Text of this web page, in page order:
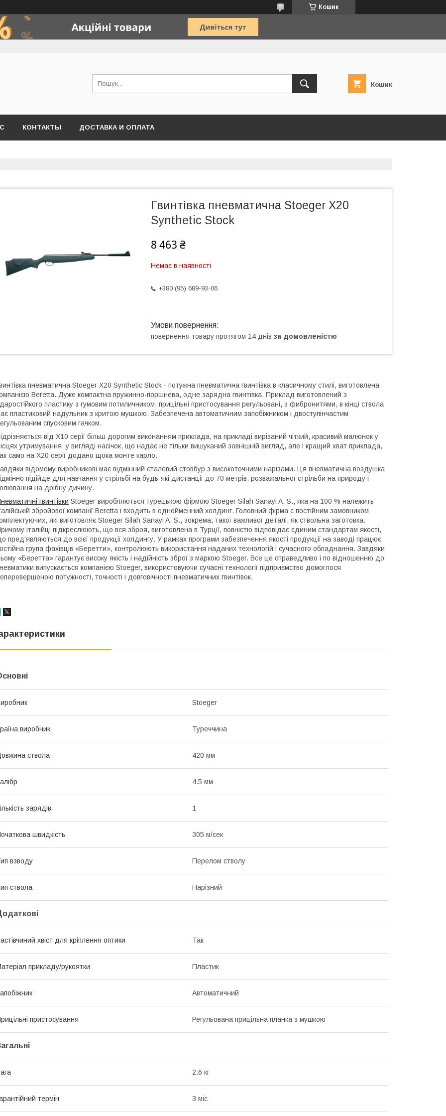
Кошик
Кошик
КОНТАКТЫ ДОСТАВКА И ОПЛАТА
Гвинтівка пневматична Stoeger X20
Synthetic Stock
8 463 ₴
Немає в наявності
+380 (95) 689-93-06
повернення товару протягом 14 днів за домовленістю
пневматична Stoeger X20 Synthetic Stock - потужна пневматична гвинтівка в класичному стилі, виготовлена
Beretta. Дуже компактна пружинно-поршнева, одне зарядна гвинтівка. Приклад виготовлений з
пластику з гумовим потиличником, прицільні пристосування регульовані, з фибронитями, в кінці ствола
пластиковий надульник з критою мушкою. Забезпечена автоматичним запобіжником і двоступінчастим
спусковим гачком.
від Х10 серії більш дорогим виконанням приклада, на прикладі вирізаний чіткий, красивий малюнок у
утримування, у вигляді насічок, що надає не тільки вишуканий зовнішній вигляд, але і кращий хват приклада,
само на Х20 серії додано щока монте карло.
відомому виробникові має відмінний сталевий стовбур з високоточними нарізами. Ця пневматична воздушка
підійде для навчання у стрільбі на будь-які дистанції до 70 метрів, розважальної стрільби на природу і
на дрібну дичину.
гвинтівки Stoeger виробляються турецькою фірмою Stoeger Silah Sanayi A. S., яка на 100 % належить
збройової компанії Beretta і входить в однойменний холдинг. Головний фірма є постійним замовником
які виготовляє Stoeger Silah Sanayi A. S., зокрема, такої важливої деталі, як ствольна заготовка.
італійці підкреслюють, що вся зброя, виготовлена в Турції, повністю відповідає єдиним стандартам якості,
пред'являються до всієї продукції холдингу. У рамках програми забезпечення якості продукції на заводі працює
група фахівців «Беретти», контролюють використання наданих технологій і сучасного обладнання. Завдяки
«Беретта» гарантує високу якість і надійність зброї з маркою Stoeger. Все це справедливо і по відношенню до
випускається компанією Stoeger, використовуючи сучасні технології підприємство домоглося
потужності, точності і довговічності пневматичних гвинтівок.
Stoeger
виробник Туреччина
ствола 420 мм
4.5 мм
зарядів 1
швидкість 305 м/сек
взводу Перелом стволу
ствола Нарізний
хвіст для кріплення оптики Так
прикладу/рукоятки Пластик
Автоматичний
пристосування Регульована прицільна планка з мушкою
2.6 кг
термін 3 міс